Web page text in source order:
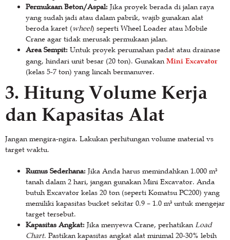
Permukaan Beton/Aspal: Jika proyek berada di jalan raya
yang sudah jadi atau dalam pabrik, wajib gunakan alat
beroda karet (wheel) seperti Wheel Loader atau Mobile
Crane agar tidak merusak permukaan jalan.
Area Sempit: Untuk proyek perumahan padat atau drainase
gang, hindari unit besar (20 ton). Gunakan Mini Excavator
(kelas 5-7 ton) yang lincah bermanuver.
3. Hitung Volume Kerja
dan Kapasitas Alat
Jangan mengira-ngira. Lakukan perhitungan volume material vs
target waktu.
Rumus Sederhana: Jika Anda harus memindahkan 1.000 m³
tanah dalam 2 hari, jangan gunakan Mini Excavator. Anda
butuh Excavator kelas 20 ton (seperti Komatsu PC200) yang
memiliki kapasitas bucket sekitar 0.9 – 1.0 m³ untuk mengejar
target tersebut.
Kapasitas Angkat: Jika menyewa Crane, perhatikan Load
Chart. Pastikan kapasitas angkat alat minimal 20-30% lebih